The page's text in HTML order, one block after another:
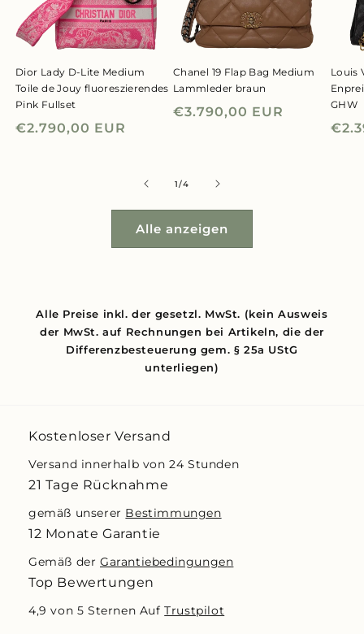
Dior Lady D-Lite Medium
Toile de Jouy fluoreszierendes
Pink Fullset
Normaler
€2.790,00 EUR
Chanel 19 Flap Bag Medium
Lammleder braun
Normaler
€3.790,00 EUR
Louis
GHW
1/von
4
Alle anzeigen
Alle Preise inkl. der gesetzl. MwSt. (kein Ausweis
der MwSt. auf Rechnungen bei Artikeln, die der
Differenzbesteuerung gem. § 25a UStG
unterliegen)
Kostenloser Versand
Versand innerhalb von 24 Stunden
21 Tage Rücknahme
gemäß unserer Bestimmungen
12 Monate Garantie
Gemäß der Garantiebedingungen
Top Bewertungen
4,9 von 5 Sternen AufTrustpilot